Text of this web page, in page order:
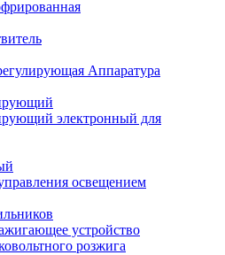
Аппаратура
электронный для
освещением
устройство
розжига